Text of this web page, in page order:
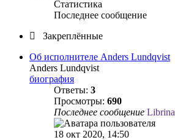
Статистика
Последнее сообщение
Закреплённые
Об исполнителе Anders Lundqvist
Anders Lundqvist
биография
Ответы: 3
Просмотры: 690
Последнее сообщение Librina
18 окт 2020, 14:50